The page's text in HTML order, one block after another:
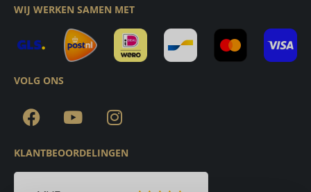
WIJ WERKEN SAMEN MET
VOLG ONS
KLANTBEOORDELINGEN